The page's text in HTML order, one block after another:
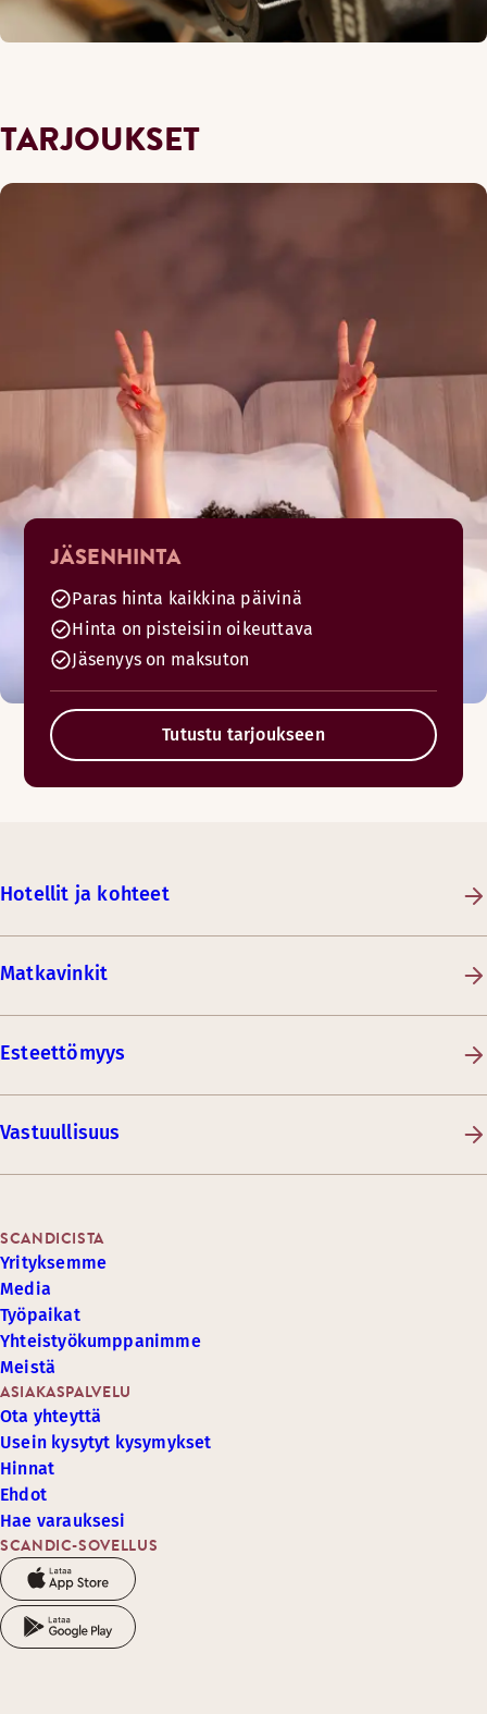
TARJOUKSET
JÄSENHINTA
Paras hinta kaikkina päivinä
Hinta on pisteisiin oikeuttava
Jäsenyys on maksuton
Tutustu tarjoukseen
Hotellit ja kohteet
Matkavinkit
Esteettömyys
Vastuullisuus
SCANDIC-SOVELLUS
ASIAKASPALVELU
Ota yhteyttä
Usein kysytyt kysymykset
Hinnat
Ehdot
Hae varauksesi
SCANDICISTA
Yrityksemme
Media
Työpaikat
Yhteistyökumppanimme
Meistä